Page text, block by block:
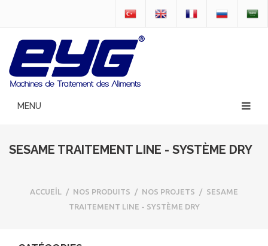
SESAME TRAITEMENT LINE - SYSTÈME DRY
ACCUEİL / NOS PRODUITS / NOS PROJETS / SESAME
TRAITEMENT LINE - SYSTÈME DRY